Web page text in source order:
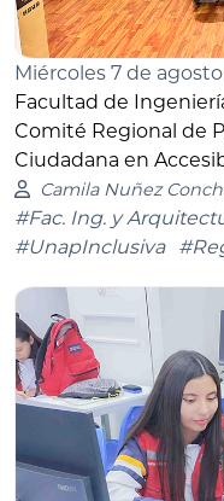
Miércoles 7 de
Facultad de
Comité Regional de
Ciudadana en
Camila Nuñez
#Fac. Ing. y
#UnapInclusiva